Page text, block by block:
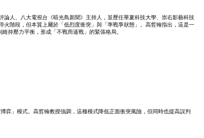
人、八大電視台《暗光鳥新聞》主持人，並歷任華夏科技大學、崇右影藝科技
階段，但本質上屬於「低烈度衝突」與「準戰爭狀態」。高哲翰指出，這是一
持壓力平衡，形成「不戰而逼戰」的緊張格局。
」模式。高哲翰教授強調，這種模式降低正面衝突風險，但同時也提高誤判